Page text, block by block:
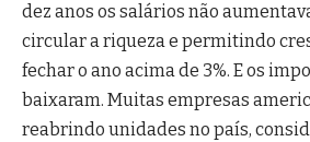
dez anos os salários não
circular a riqueza e permitindo
fechar o ano acima de 3%. E os
baixaram. Muitas empresas
reabrindo unidades no país,